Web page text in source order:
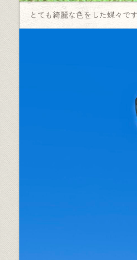
とても綺麗な色をした蝶々です